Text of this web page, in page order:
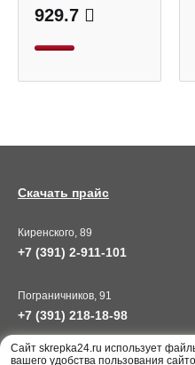
929.7
Киренского, 89
+7 (391) 2-911-101
Пограничников, 91
+7 (391) 218-18-98
Скачать прайс
Cайт skrepka24.ru использует
вашего удобства пользования